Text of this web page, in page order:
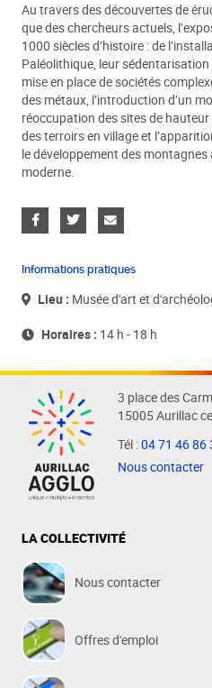
Au travers des découvertes de
que des chercheurs actuels,
1000 siècles d’histoire : de
Paléolithique, leur
mise en place de sociétés
des métaux, l’introduction d’un
réoccupation des sites de
des terroirs en village et
le développement des
moderne.
Informations pratiques
Lieu : Musée d'art et
Horaires : 14 h - 18 h
3 place des
15005 Aurillac
Tél :04 71 46 86
Nous contacter
LA COLLECTIVITÉ
Nous contacter
Offres d'emploi